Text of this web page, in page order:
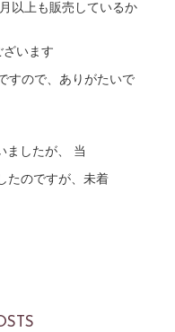
以上も販売しているか
います
すので、ありがたいで
ましたが、 当
たのですが、未着